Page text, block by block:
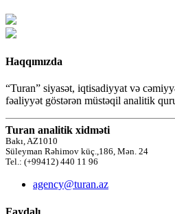
Haqqımızda
“Turan” siyasət, iqtisadiyyat və
fəaliyyət göstərən müstəqil analitik
Turan analitik xidməti
Bakı, AZ1010
Süleyman Rəhimov küç.,186, Mən. 24
Tel.: (+99412) 440 11 96
agency@turan.az
Faydalı